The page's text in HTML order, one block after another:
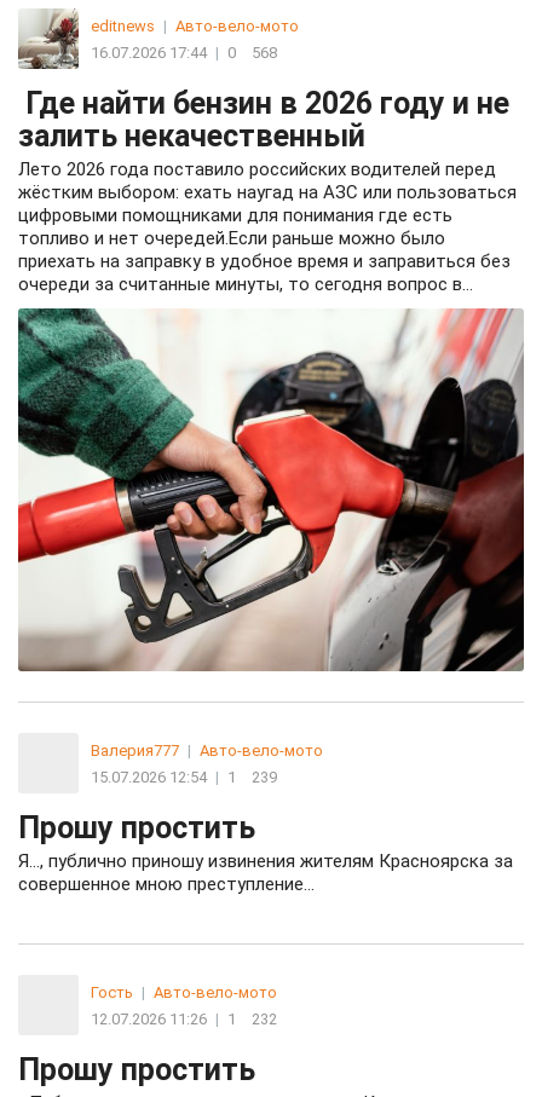
editnews | Авто-вело-мото
16.07.2026 17:44 | 0 568
Где найти бензин в 2026 году и не
залить некачественный
Лето 2026 года поставило российских водителей перед
жёстким выбором: ехать наугад на АЗС или пользоваться
цифровыми помощниками для понимания где есть
топливо и нет очередей.Если раньше можно было
приехать на заправку в удобное время и заправиться без
очереди за считанные минуты, то сегодня вопрос в...
Валерия777 | Авто-вело-мото
15.07.2026 12:54 | 1 239
Прошу простить
Я…, публично приношу извинения жителям Красноярска за
совершенное мною преступление…
Гость | Авто-вело-мото
12.07.2026 11:26 | 1 232
Прошу простить